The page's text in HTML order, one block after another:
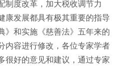
制度改革，加大税收调节力
康发展都具有极其重要的指导
》和实施《慈善法》五年来的
内容进行修改，各位专家学者
很好的意见和建议，通过专家